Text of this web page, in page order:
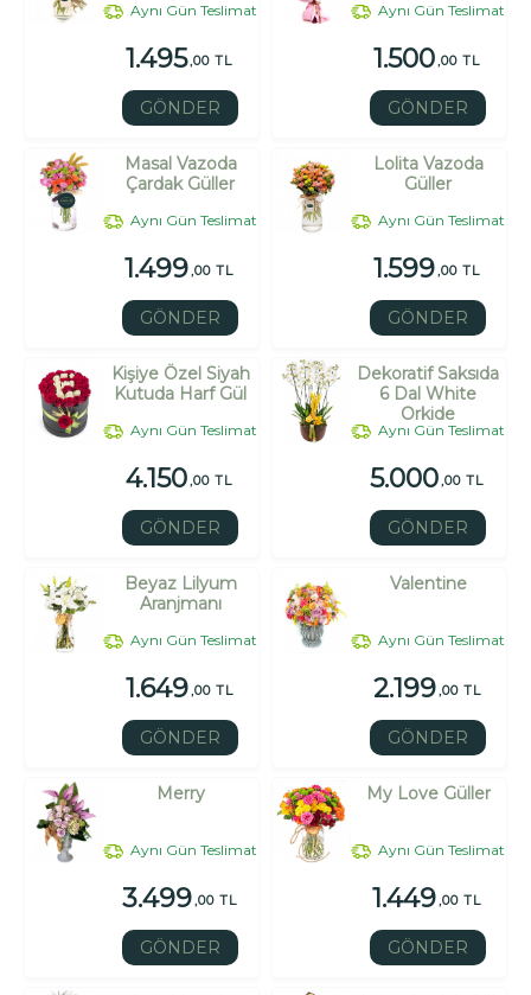
Aynı Gün Teslimat
1.495,00 TL
GÖNDER
Aynı Gün Teslimat
1.500,00 TL
GÖNDER
Masal Vazoda
Çardak Güller
Aynı Gün Teslimat
1.499,00 TL
GÖNDER
Lolita Vazoda
Güller
Aynı Gün Teslimat
1.599,00 TL
GÖNDER
Kişiye Özel Siyah
Kutuda Harf Gül
Aynı Gün Teslimat
4.150,00 TL
GÖNDER
Dekoratif Saksıda
6 Dal White
Orkide
Aynı Gün Teslimat
5.000,00 TL
GÖNDER
Beyaz Lilyum
Aranjmanı
Aynı Gün Teslimat
1.649,00 TL
GÖNDER
Valentine
Aynı Gün Teslimat
2.199,00 TL
GÖNDER
Merry
Aynı Gün Teslimat
3.499,00 TL
GÖNDER
My Love Güller
Aynı Gün Teslimat
1.449,00 TL
GÖNDER